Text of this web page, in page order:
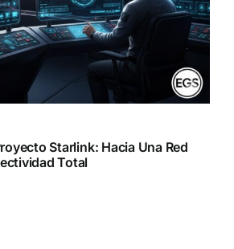
Starlink: Hacia Una Red
Total